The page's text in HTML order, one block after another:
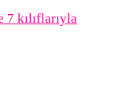
7 kılıflarıyla